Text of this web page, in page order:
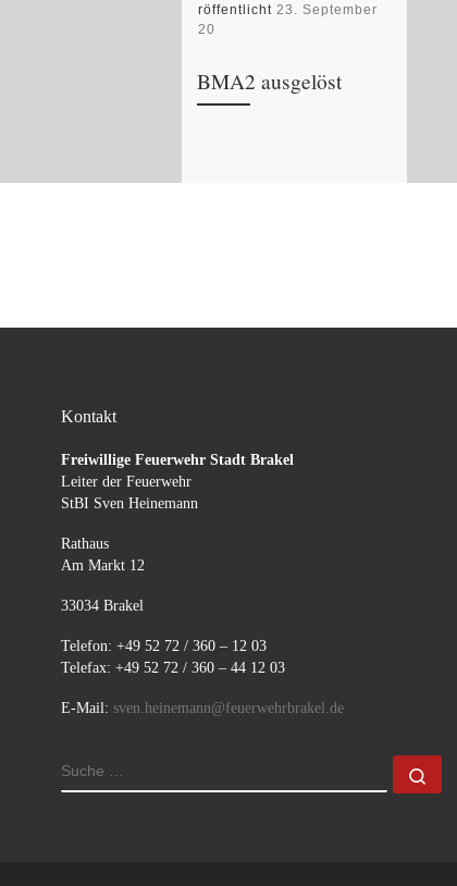
Veröffentlicht23. September
2020
BMA2 ausgelöst
Kontakt
Freiwillige Feuerwehr Stadt Brakel
Leiter der Feuerwehr
StBI Sven Heinemann
Rathaus
Am Markt 12
33034 Brakel
Telefon: +49 52 72 / 360 – 12 03
Telefax: +49 52 72 / 360 – 44 12 03
E-Mail: sven.heinemann@feuerwehrbrakel.de
SUCHE